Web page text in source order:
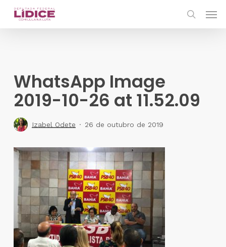
Skip
WhatsApp Image
2019-10-26 at 11.52.09
Izabel Odete 26 de outubro de 2019